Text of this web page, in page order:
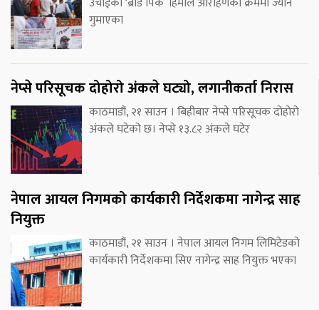
गुमाएका
नेप्से परिसूचक दोहोरो अंकले घट्यो, लगानीकर्ता निरास
काठमाडौं, २१ साउन । बिहीबार नेप्से परिसूचक दोहोरो
अंकले घटेको छ। नेप्से १३.८२ अंकले घटेर
नेपाल आयल निगमको कार्यकारी निर्देशकमा नागेन्द्र साह
नियुक्त
काठमाडौं, २१ साउन । नेपाल आयल निगम लिमिटेडको
कार्यकारी निर्देशकमा सिए नागेन्द्र साह नियुक्त भएका